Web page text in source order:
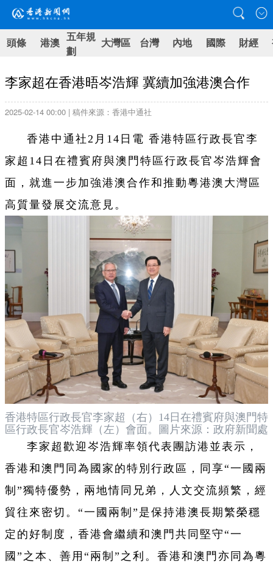
頭條 港澳 五年規
劃
大灣區 台灣 內地 國際 財經
李家超在香港晤岑浩輝 冀續加強港澳合作
2025-02-14 00:00 | 稿件來源：香港中通社
香港中通社2月14日電 香港特區行政長官李
家超14日在禮賓府與澳門特區行政長官岑浩輝會
面，就進一步加強港澳合作和推動粵港澳大灣區
高質量發展交流意見。
香港特區行政長官李家超（右）14日在禮賓府與澳門特
區行政長官岑浩輝（左）會面。圖片來源：政府新聞處
李家超歡迎岑浩輝率領代表團訪港並表示，
香港和澳門同為國家的特別行政區，同享“一國兩
制”獨特優勢，兩地情同兄弟，人文交流頻繁，經
貿往來密切。“一國兩制”是保持港澳長期繁榮穩
定的好制度，香港會繼續和澳門共同堅守“一
國”之本、善用“兩制”之利。香港和澳門亦同為粵